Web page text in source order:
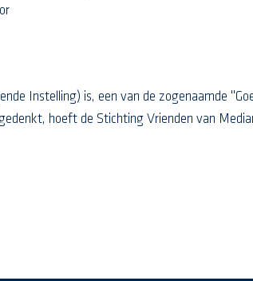
Instelling) is, een van de zogenaamde
hoeft de Stichting Vrienden van
een nieuw scherm